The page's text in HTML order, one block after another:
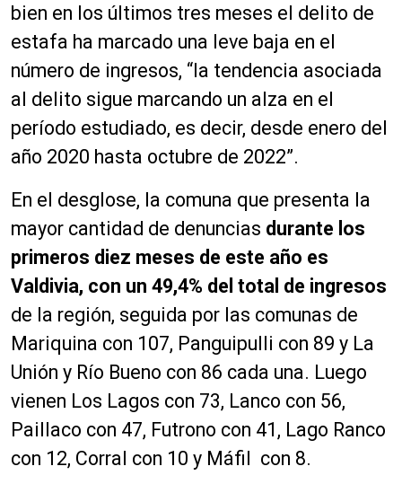
bien en los últimos tres meses el delito de
estafa ha marcado una leve baja en el
número de ingresos, “la tendencia asociada
al delito sigue marcando un alza en el
período estudiado, es decir, desde enero del
año 2020 hasta octubre de 2022”.
En el desglose, la comuna que presenta la
mayor cantidad de denuncias durante los
primeros diez meses de este año es
Valdivia, con un 49,4% del total de ingresos
de la región, seguida por las comunas de
Mariquina con 107, Panguipulli con 89 y La
Unión y Río Bueno con 86 cada una. Luego
vienen Los Lagos con 73, Lanco con 56,
Paillaco con 47, Futrono con 41, Lago Ranco
con 12, Corral con 10 y Máfil con 8.